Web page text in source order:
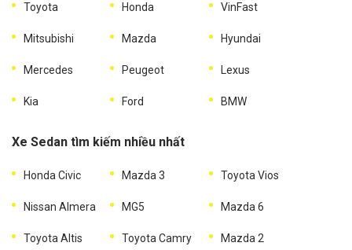
Toyota Honda VinFast
Mitsubishi Mazda Hyundai
Mercedes Peugeot Lexus
Kia Ford BMW
Xe Sedan tìm kiếm nhiều nhất
Honda Civic Mazda 3 Toyota Vios
Nissan Almera MG5 Mazda 6
Toyota Altis Toyota Camry Mazda 2